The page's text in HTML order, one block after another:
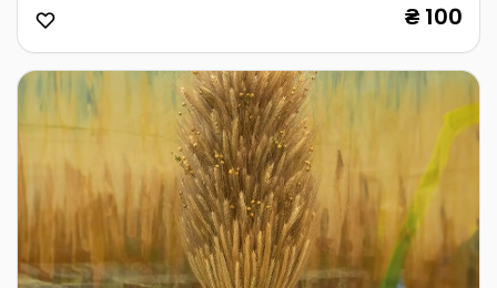
₴ 100